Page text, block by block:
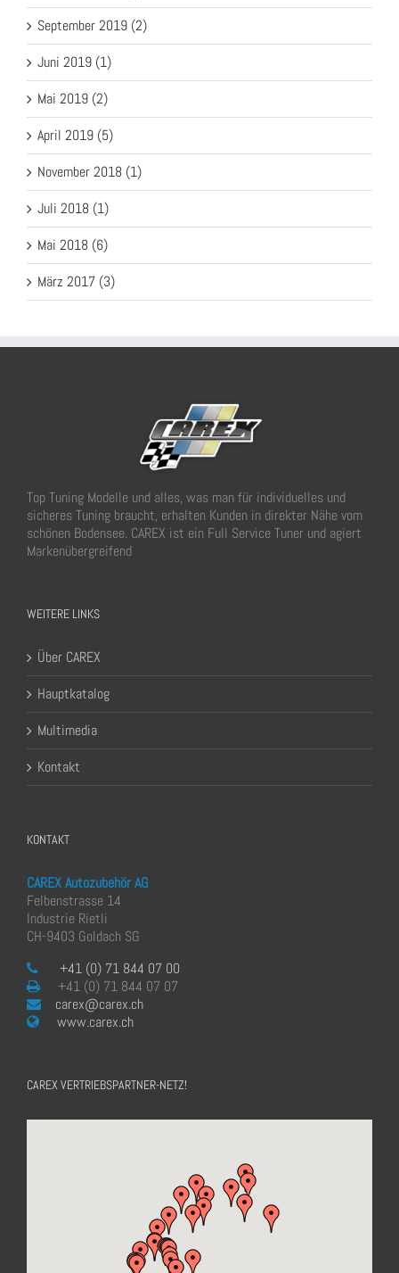
September 2019 (2)
Juni 2019 (1)
Mai 2019 (2)
April 2019 (5)
November 2018 (1)
Juli 2018 (1)
Mai 2018 (6)
März 2017 (3)
Top Tuning Modelle und alles, was man für individuelles und
sicheres Tuning braucht, erhalten Kunden in direkter Nähe vom
schönen Bodensee. CAREX ist ein Full Service Tuner und agiert
Markenübergreifend
WEITERE LINKS
Über CAREX
Hauptkatalog
Multimedia
Kontakt
KONTAKT
CAREX Autozubehör AG
Felbenstrasse 14
Industrie Rietli
CH-9403 Goldach SG
+41 (0) 71 844 07 00
+41 (0) 71 844 07 07
carex@carex.ch
www.carex.ch
CAREX VERTRIEBSPARTNER-NETZ!